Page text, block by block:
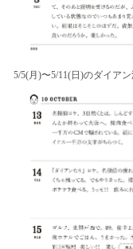
5/5(月)〜5/11(日)のダイア